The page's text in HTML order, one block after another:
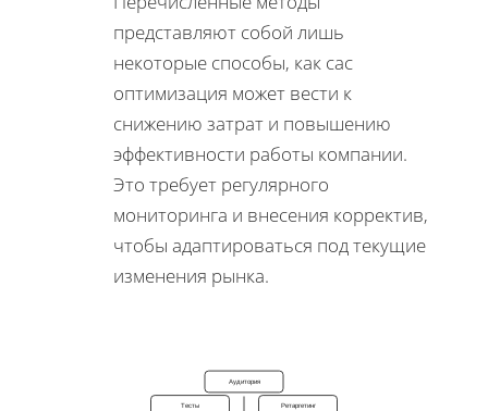
представляют собой лишь
некоторые способы, как cac
оптимизация может вести к
снижению затрат и повышению
эффективности работы компании.
Это требует регулярного
мониторинга и внесения корректив,
чтобы адаптироваться под текущие
изменения рынка.
Аудитория
Ретаргетинг
Тесты